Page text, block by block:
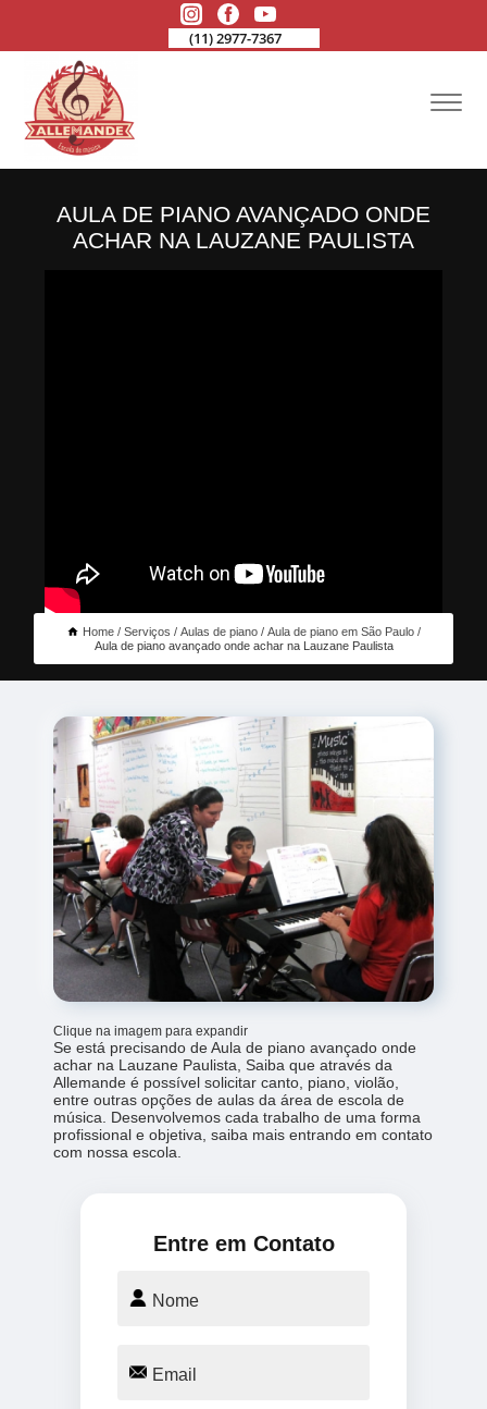
(11) 2977-7367
AULA DE PIANO AVANÇADO ONDE
ACHAR NA LAUZANE PAULISTA
Home Serviços Aulas de piano
Aula de piano em São Paulo
Aula de piano avançado onde achar na Lauzane Paulista
Clique na imagem para expandir
Se está precisando de Aula de piano avançado onde
achar na Lauzane Paulista, Saiba que através da
Allemande é possível solicitar canto, piano, violão,
entre outras opções de aulas da área de escola de
música. Desenvolvemos cada trabalho de uma forma
profissional e objetiva, saiba mais entrando em contato
com nossa escola.
Entre em Contato